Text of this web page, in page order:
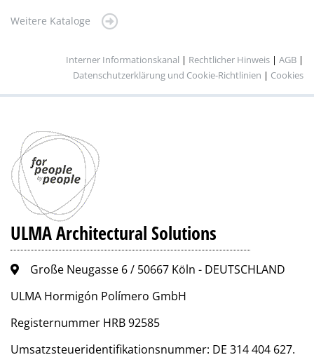
Weitere Kataloge
Interner Informationskanal | Rechtlicher Hinweis | AGB |
Datenschutzerklärung und Cookie-Richtlinien | Cookies
ULMA Architectural Solutions
Große Neugasse 6 / 50667 Köln - DEUTSCHLAND
ULMA Hormigón Polímero GmbH
Registernummer HRB 92585
Umsatzsteueridentifikationsnummer: DE 314 404 627.